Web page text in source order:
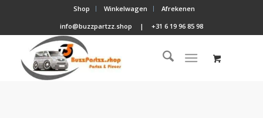
Shop Winkelwagen
Afrekenen
info@buzzpartzz.shop
| +31 6 19 96 85 98